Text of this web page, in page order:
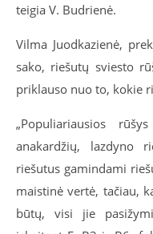
teigia V. Budrienė.
Vilma Juodkazienė,
sako, riešutų sviesto
priklauso nuo to, kokie
„Populiariausios
anakardžių, lazdyno
riešutus gamindami
maistinė vertė, tačiau,
būtų, visi jie